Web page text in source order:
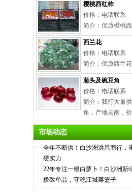
樱桃西红柿
价格：电话联系
简介：优质樱桃
西兰花
价格：电话联系
简介：优质西兰
葱头及碗豆角
价格：电话联系
简介：我行大量
角，产地云南，
市场动态
·
全年不断供！白沙洲洪昌商行，
硬实力
·
22年专注一根白萝卜！白沙洲新
极致单品，守稳江城菜篮子